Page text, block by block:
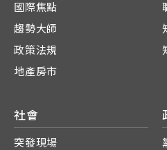
國際焦點
趨勢大師
政策法規
地產房市
社會
突發現場